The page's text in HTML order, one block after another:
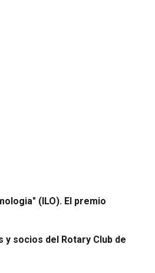
(ILO). El premio
socios del Rotary Club de